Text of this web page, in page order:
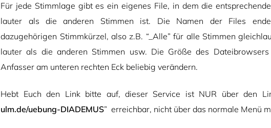
Für jede Stimmlage gibt es ein eigenes File, in dem die
lauter als die anderen Stimmen ist. Die Namen der Files
dazugehörigen Stimmkürzel, also z.B. “_Alle” für alle Stimmen
lauter als die anderen Stimmen usw. Die Größe des
Anfasser am unteren rechten Eck beliebig verändern.
Hebt Euch den Link bitte auf, dieser Service ist NUR über den
ulm.de/uebung-DIADEMUS” erreichbar, nicht über das normale Menü